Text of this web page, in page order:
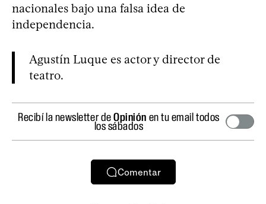
nacionales bajo una falsa idea de
independencia.
Agustín Luque es actor y director de
teatro.
Recibí la newsletter deOpinión en tu email todos
los sábados
Comentar